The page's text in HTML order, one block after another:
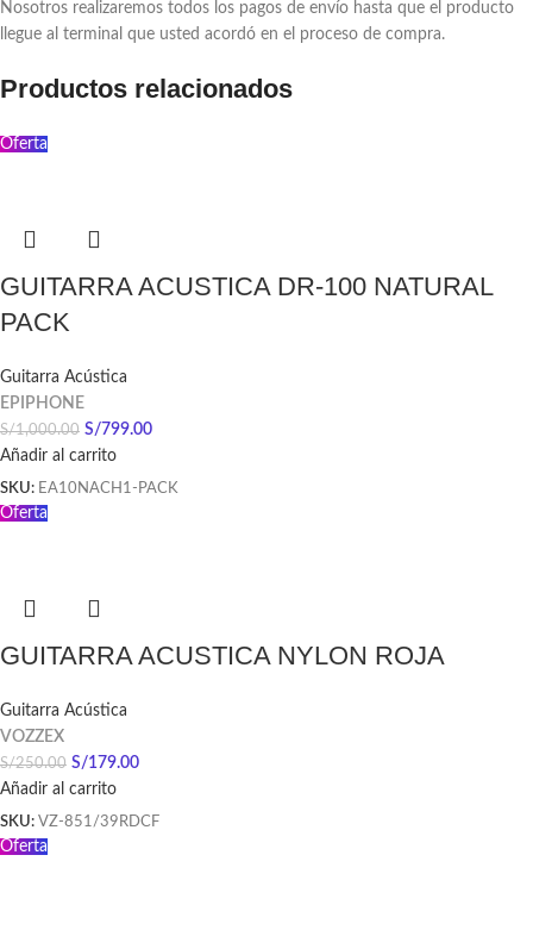
Nosotros realizaremos todos los pagos de envío hasta que el producto
llegue al terminal que usted acordó en el proceso de compra.
Productos relacionados
Oferta
GUITARRA ACUSTICA DR-100 NATURAL
PACK
Guitarra Acústica
EPIPHONE
S/1,000.00 S/799.00
Añadir al carrito
SKU: EA10NACH1-PACK
Oferta
GUITARRA ACUSTICA NYLON ROJA
Guitarra Acústica
VOZZEX
S/250.00 S/179.00
Añadir al carrito
SKU: VZ-851/39RDCF
Oferta